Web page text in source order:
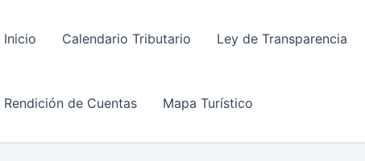
Inicio Calendario Tributario Ley de Transparencia
Rendición de Cuentas Mapa Turístico